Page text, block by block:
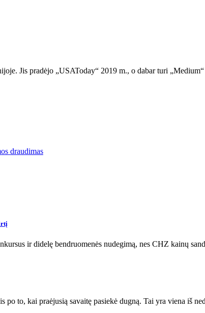
Jis pradėjo „USAToday“ 2019 m., o dabar turi
draudimas
ir didelę bendruomenės nudegimą, nes CHZ kainų
to, kai praėjusią savaitę pasiekė dugną. Tai yra viena iš